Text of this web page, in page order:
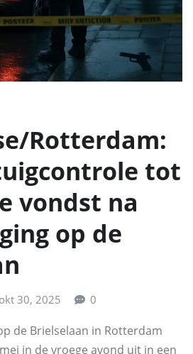
Rotterdam:
tot
vondst na
op de
okt 30, 2025 0
de Brielselaan in Rotterdam
in de vroege avond uit in een